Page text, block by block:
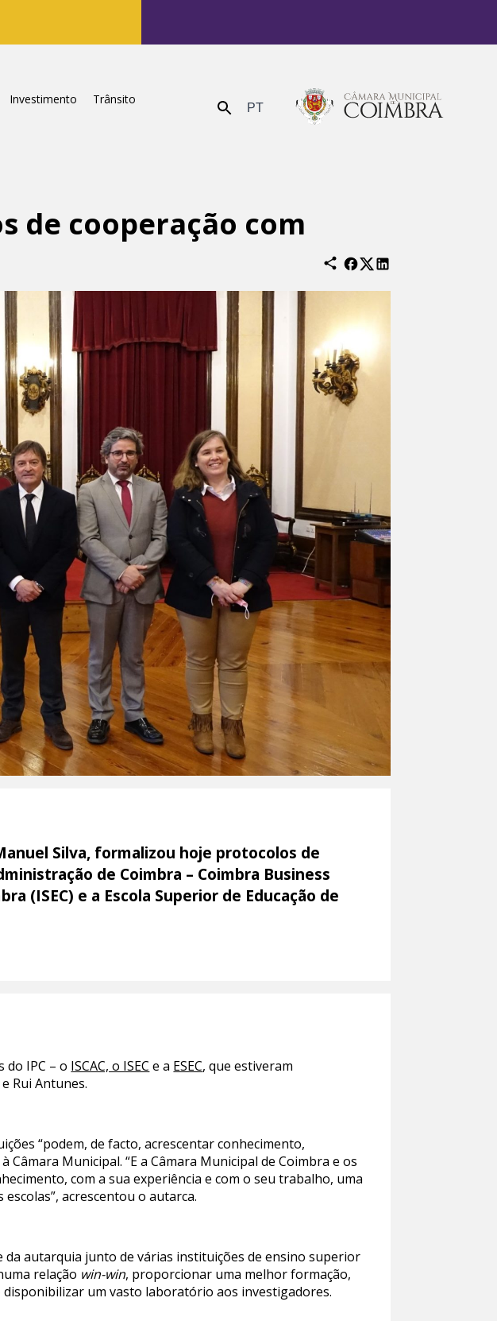
Investimento
Trânsito
Enviar PT
de cooperação com
Silva, formalizou hoje protocolos de
de Coimbra – Coimbra Business
(ISEC) e a Escola Superior de Educação de
IPC – o ISCAC, o ISEC e a ESEC, que estiveram
Rui Antunes.
“podem, de facto, acrescentar conhecimento,
Municipal. “E a Câmara Municipal de Coimbra e os
com a sua experiência e com o seu trabalho, uma
acrescentou o autarca.
autarquia junto de várias instituições de ensino superior
relação win-win, proporcionar uma melhor formação,
um vasto laboratório aos investigadores.